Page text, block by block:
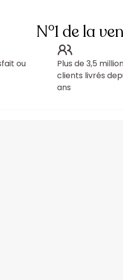
N°1 de la
ou
Plus de 3,5
clients livrés
ans